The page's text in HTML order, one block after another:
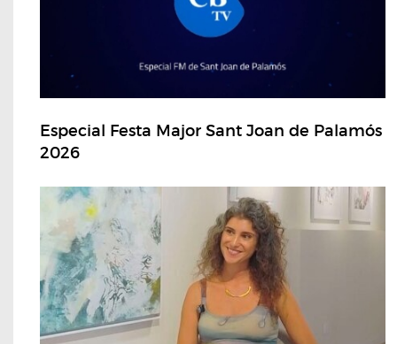
Especial Festa Major Sant Joan de Palamós
2026